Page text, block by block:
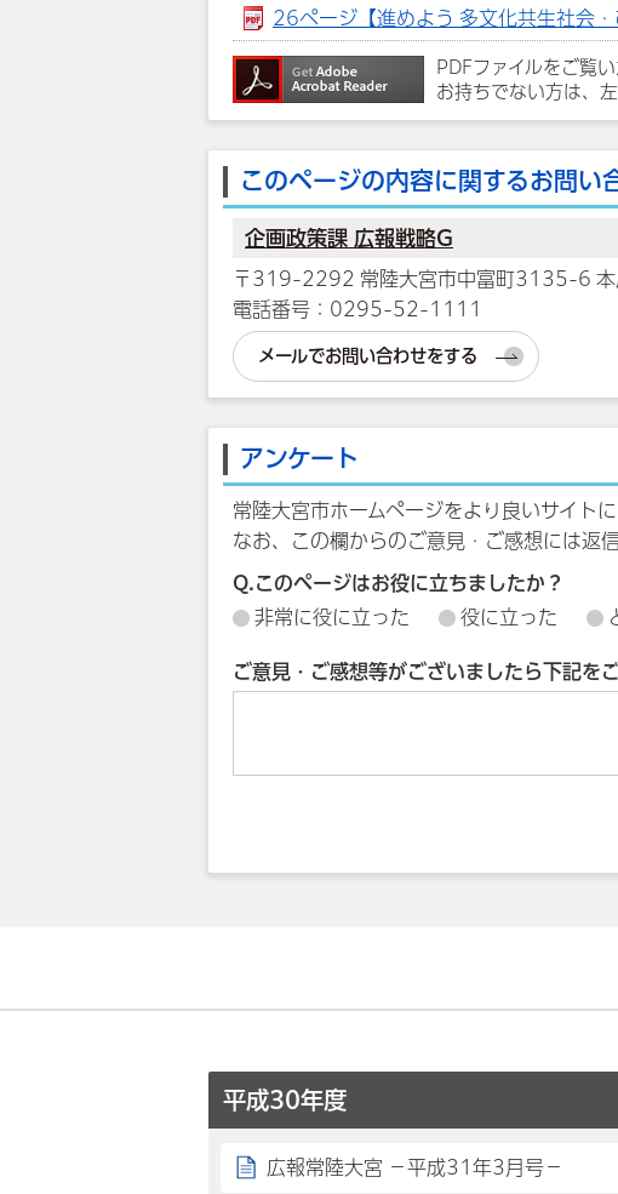
26ページ【進めよう 多文化共生社会
PDFファイルをご覧
お持ちでない方は、
このページの内容に関するお問い
企画政策課 広報戦略G
〒319-2292 常陸大宮市中富町3135-6 本
電話番号：0295-52-1111
メールでお問い合わせをする
アンケート
常陸大宮市ホームページをより良いサイト
なお、この欄からのご意見・ご感想には返
Q.このページはお役に立ちましたか？
非常に役に立った
役に立った
ご意見・ご感想等がございましたら下記を
平成30年度
広報常陸大宮 －平成31年3月号－